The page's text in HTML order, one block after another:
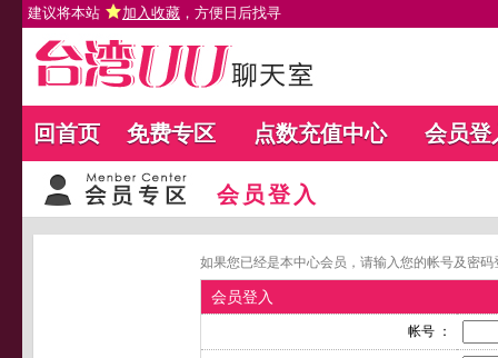
建议将本站 加入收藏 ，方便日后找寻
回首页 免费专区 点数充值中心 会员登
会员登入
如果您已经是本中心会员，请输入您的帐号及密
会员登入
帐号 ：